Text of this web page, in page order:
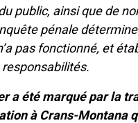
public, ainsi que de
pénale
pas fonctionné, et
a été marqué par la
à Crans-Montana